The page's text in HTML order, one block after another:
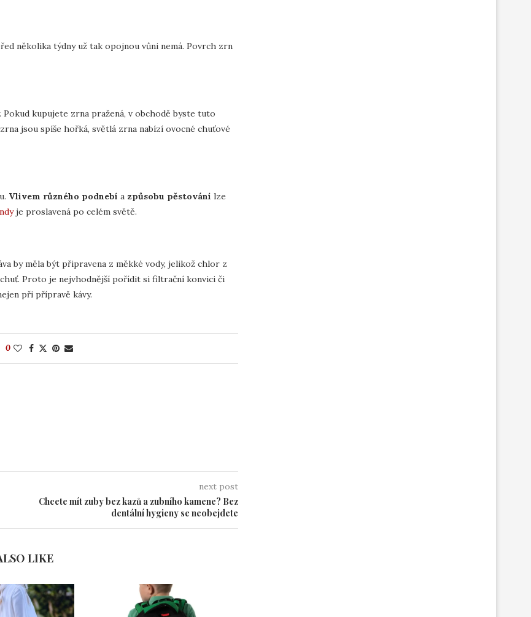
několika týdny už tak opojnou vůni nemá. Povrch zrn
kupujete zrna pražená, v obchodě byste tuto
jsou spíše hořká, světlá zrna nabízí ovocné chuťové
Vlivem různého podnebí a způsobu pěstování lze
je proslavená po celém světě.
by měla být připravena z měkké vody, jelikož chlor z
Proto je nejvhodnější pořídit si filtrační konvici či
při přípravě kávy.
0
next post
Chcete mít zuby bez kazů a zubního kamene? Bez
dentální hygieny se neobejdete
LIKE